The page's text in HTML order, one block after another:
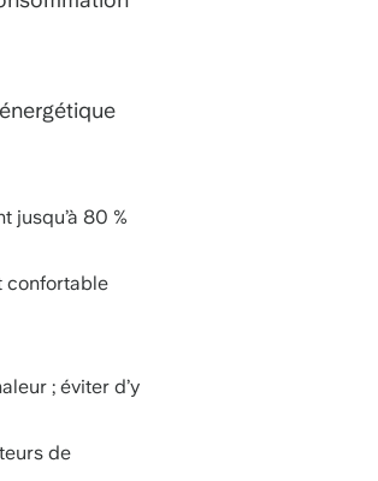
jusqu’à 80 %
confortable
; éviter d’y
de